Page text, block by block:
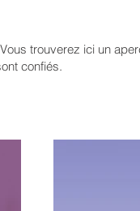
trouverez ici un
confiés.